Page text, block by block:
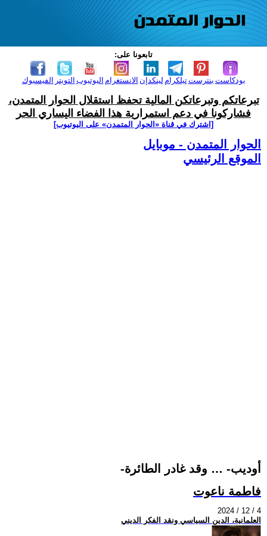
تابعونا على:
الفيسبوك التويتر اليوتيوب الانستغرام لينكدإن تيلكرامبنترست بودكاست
تبرعاتكم وتبرعاتكن المالية تحفظ استقلال الحوار المتمدن،
فشاركونا في دعم استمرارية هذا الفضاء اليساري الحر
[اشترك في قناة ‫«الحوار المتمدن» على اليوتيوب]
الحوار المتمدن - موبايل
الموقع الرئيسي
-أوديب- … وقد غادر الطائرة
فاطمة ناعوت
2024 / 12 / 4
العلمانية، الدين السياسي ونقد الفكر الديني